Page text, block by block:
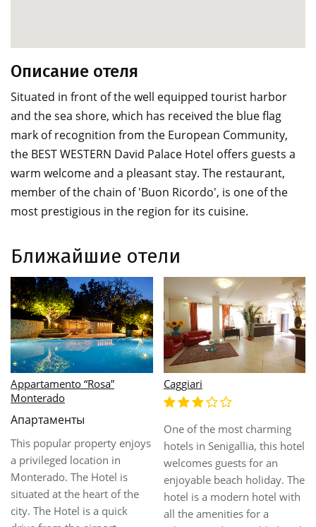
Описание отеля
Situated in front of the well equipped tourist harbor
and the sea shore, which has received the blue flag
mark of recognition from the European Community,
the BEST WESTERN David Palace Hotel offers guests a
warm welcome and a pleasant stay. The restaurant,
member of the chain of 'Buon Ricordo', is one of the
most prestigious in the region for its cuisine.
Ближайшие отели
Casale Roverella
This property is located in
Filottrano . The property
consists of 4 rooms. The
property is made up of . Set
in the heart of the city, the
Hotel offers easy access to all
Castello Di Monterado
Castello Di Monterado A
warm welcome awaits you at
the small Castello Di
Monterado in Monterado.
The hotel offers off site car